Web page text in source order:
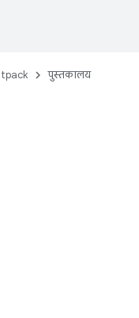
पुस्तकालय